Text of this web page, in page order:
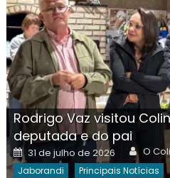
Rodrigo Vaz visitou
deputada e do pai
Posted
on
31 de julho de 2026 O
Jaborandi Principais Notícias